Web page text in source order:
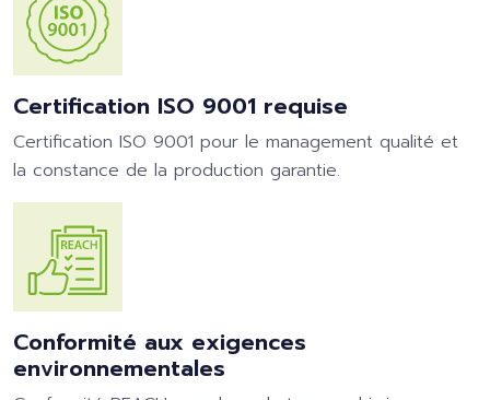
Certification ISO 9001 requise
Certification ISO 9001 pour le management qualité et
la constance de la production garantie.
Conformité aux exigences
environnementales